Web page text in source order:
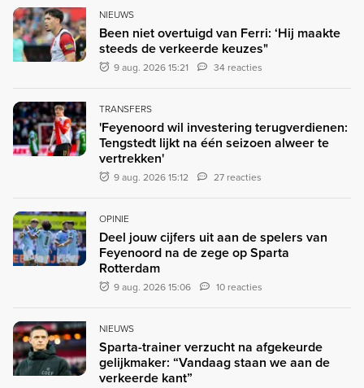
NIEUWS
Been niet overtuigd van Ferri: ‘Hij maakte
steeds de verkeerde keuzes"
9 aug. 2026 15:21 34 reacties
TRANSFERS
'Feyenoord wil investering terugverdienen:
Tengstedt lijkt na één seizoen alweer te
vertrekken'
9 aug. 2026 15:12 27 reacties
OPINIE
Deel jouw cijfers uit aan de spelers van
Feyenoord na de zege op Sparta
Rotterdam
9 aug. 2026 15:06 10 reacties
NIEUWS
Sparta-trainer verzucht na afgekeurde
gelijkmaker: “Vandaag staan we aan de
verkeerde kant”